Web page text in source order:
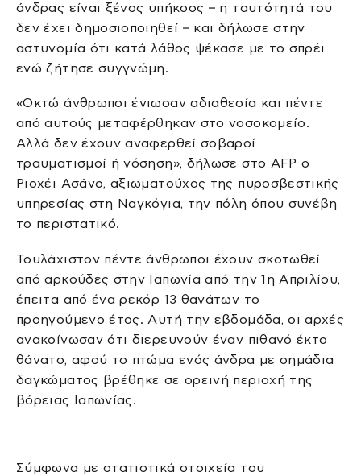
άνδρας είναι ξένος υπήκοος – η ταυτότητά του
δεν έχει δημοσιοποιηθεί – και δήλωσε στην
αστυνομία ότι κατά λάθος ψέκασε με το σπρέι
ενώ ζήτησε συγγνώμη.
«Οκτώ άνθρωποι ένιωσαν αδιαθεσία και πέντε
από αυτούς μεταφέρθηκαν στο νοσοκομείο.
Αλλά δεν έχουν αναφερθεί σοβαροί
τραυματισμοί ή νόσηση», δήλωσε στο AFP ο
Ριοχέι Ασάνο, αξιωματούχος της πυροσβεστικής
υπηρεσίας στη Ναγκόγια, την πόλη όπου συνέβη
το περιστατικό.
Τουλάχιστον πέντε άνθρωποι έχουν σκοτωθεί
από αρκούδες στην Ιαπωνία από την 1η Απριλίου,
έπειτα από ένα ρεκόρ 13 θανάτων το
προηγούμενο έτος. Αυτή την εβδομάδα, οι αρχές
ανακοίνωσαν ότι διερευνούν έναν πιθανό έκτο
θάνατο, αφού το πτώμα ενός άνδρα με σημάδια
δαγκώματος βρέθηκε σε ορεινή περιοχή της
βόρειας Ιαπωνίας.
Σύμφωνα με στατιστικά στοιχεία του